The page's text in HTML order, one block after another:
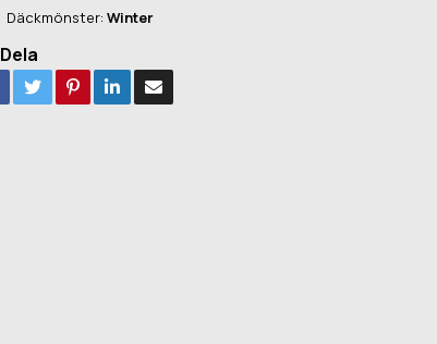
Däckmönster: Winter
Dela